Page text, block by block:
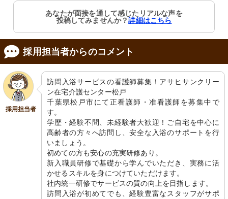
あなたが面接を通して感じたリアルな声を
投稿してみませんか？詳細はこちら
採用担当者からのコメント
採用担当者
訪問入浴サービスの看護師募集！アサヒサンクリー
ン在宅介護センター松戸
千葉県松戸市にて正看護師・准看護師を募集中で
す。
学歴・経験不問、未経験者大歓迎！ご自宅を中心に
高齢者の方々へ訪問し、安全な入浴のサポートを行
いましょう。
初めての方も安心の充実研修あり。
新入職員研修で基礎から学んでいただき、実務に活
かせるスキルを身につけていただけます。
社内統一研修でサービスの質の向上を目指します。
訪問入浴が初めてでも、経験豊富なスタッフがサポ